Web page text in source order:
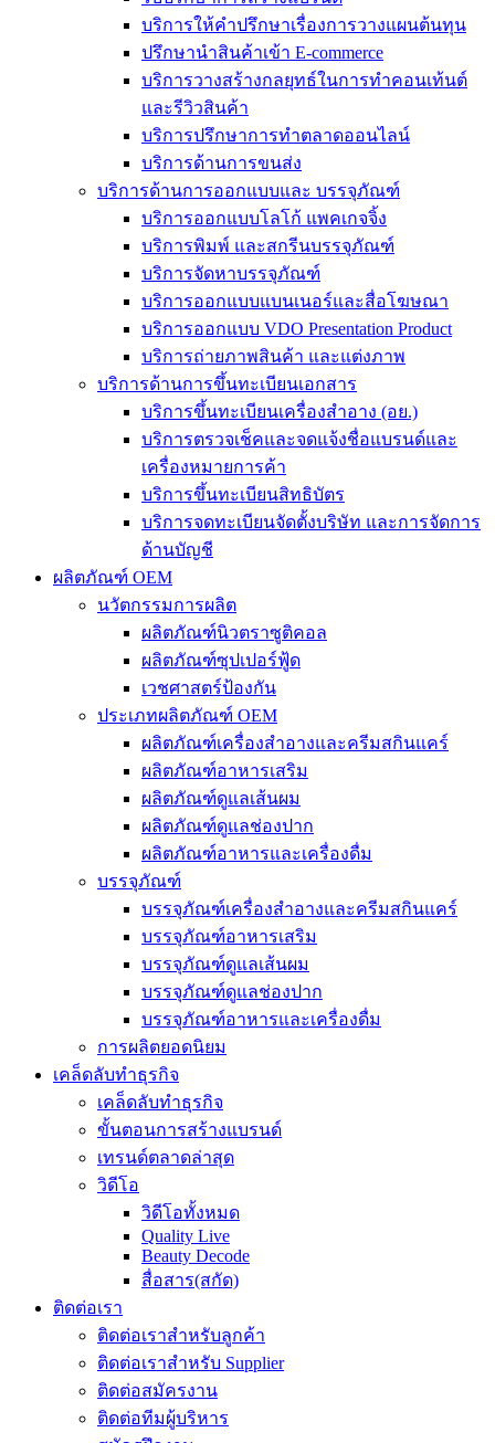
บริการให้คำปรึกษาเรื่องการวางแผนต้นทุน
ปรึกษานำสินค้าเข้า E-commerce
บริการวางสร้างกลยุทธ์ในการทำคอนเท้นต์
และรีวิวสินค้า
บริการปรึกษาการทำตลาดออนไลน์
บริการด้านการขนส่ง
บริการด้านการออกแบบและ บรรจุภัณฑ์
บริการออกแบบโลโก้ แพคเกจจิ้ง
บริการพิมพ์ และสกรีนบรรจุภัณฑ์
บริการจัดหาบรรจุภัณฑ์
บริการออกแบบแบนเนอร์และสื่อโฆษณา
บริการออกแบบ VDO Presentation Product
บริการถ่ายภาพสินค้า และแต่งภาพ
บริการด้านการขึ้นทะเบียนเอกสาร
บริการขึ้นทะเบียนเครื่องสำอาง (อย.)
บริการตรวจเช็คและจดแจ้งชื่อแบรนด์และ
เครื่องหมายการค้า
บริการขึ้นทะเบียนสิทธิบัตร
บริการจดทะเบียนจัดตั้งบริษัท และการจัดการ
ด้านบัญชี
ผลิตภัณฑ์ OEM
นวัตกรรมการผลิต
ผลิตภัณฑ์นิวตราซูติคอล
ผลิตภัณฑ์ซุปเปอร์ฟู้ด
เวชศาสตร์ป้องกัน
ประเภทผลิตภัณฑ์ OEM
ผลิตภัณฑ์เครื่องสำอางและครีมสกินแคร์
ผลิตภัณฑ์อาหารเสริม
ผลิตภัณฑ์ดูแลเส้นผม
ผลิตภัณฑ์ดูแลช่องปาก
ผลิตภัณฑ์อาหารและเครื่องดื่ม
บรรจุภัณฑ์
บรรจุภัณฑ์เครื่องสำอางและครีมสกินแคร์
บรรจุภัณฑ์อาหารเสริม
บรรจุภัณฑ์ดูแลเส้นผม
บรรจุภัณฑ์ดูแลช่องปาก
บรรจุภัณฑ์อาหารและเครื่องดื่ม
การผลิตยอดนิยม
เคล็ดลับทำธุรกิจ
เคล็ดลับทำธุรกิจ
ขั้นตอนการสร้างแบรนด์
เทรนด์ตลาดล่าสุด
วิดีโอ
วิดีโอทั้งหมด
Quality Live
Beauty Decode
สื่อสาร(สกัด)
ติดต่อเรา
ติดต่อเราสำหรับลูกค้า
ติดต่อเราสำหรับ Supplier
ติดต่อสมัครงาน
ติดต่อทีมผู้บริหาร